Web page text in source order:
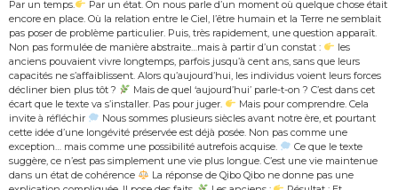
Par un temps.
Par un état. On nous parle d’un moment où quelque chose était
encore en place. Où la relation entre le Ciel, l’être humain et la Terre ne semblait
pas poser de problème particulier. Puis, très rapidement, une question apparaît.
Non pas formulée de manière abstraite…mais à partir d’un constat :
les
anciens pouvaient vivre longtemps, parfois jusqu’à cent ans, sans que leurs
capacités ne s’affaiblissent. Alors qu’aujourd’hui, les individus voient leurs forces
décliner bien plus tôt ?
Mais de quel ‘aujourd’hui’ parle-t-on ? C’est dans cet
écart que le texte va s’installer. Pas pour juger.
Mais pour comprendre. Cela
invite à réfléchir
Nous sommes plusieurs siècles avant notre ère, et pourtant
cette idée d’une longévité préservée est déjà posée. Non pas comme une
exception… mais comme une possibilité autrefois acquise.
Ce que le texte
suggère, ce n’est pas simplement une vie plus longue. C’est une vie maintenue
dans un état de cohérence
La réponse de Qibo Qibo ne donne pas une